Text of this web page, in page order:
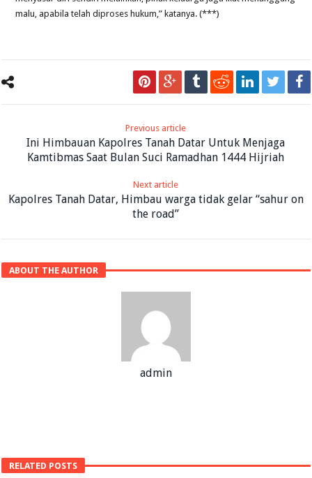
malu, apabila telah diproses hukum,” katanya. (***)
Previous article
Ini Himbauan Kapolres Tanah Datar Untuk Menjaga
Kamtibmas Saat Bulan Suci Ramadhan 1444 Hijriah
Next article
Kapolres Tanah Datar, Himbau warga tidak gelar “sahur on
the road”
ABOUT THE AUTHOR
admin
RELATED POSTS